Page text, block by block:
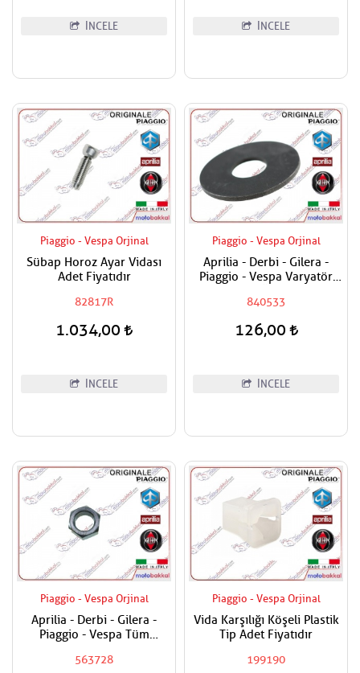
İNCELE İNCELE
Piaggio - Vespa Orjinal
Sübap Horoz Ayar Vidası
Adet Fiyatıdır
82817R
1.034,00
İNCELE
Piaggio - Vespa Orjinal
Aprilia - Derbi - Gilera -
Piaggio - Vespa Varyatör
840533
126,00
İNCELE
Piaggio - Vespa Orjinal
Aprilia - Derbi - Gilera -
Piaggio - Vespa Tüm
Tekerlek Somunu
563728
Piaggio - Vespa Orjinal
Vida Karşılığı Köşeli Plastik
Tip Adet Fiyatıdır
199190